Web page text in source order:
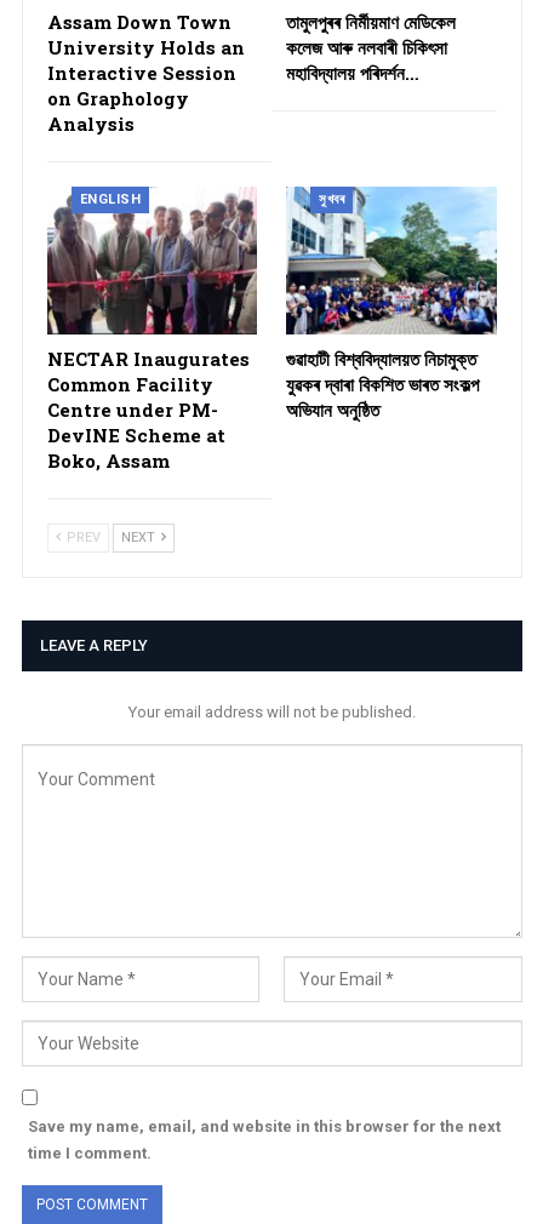
Assam Down Town
University Holds an
Interactive Session
on Graphology
Analysis
তামুলপুৰৰ নিৰ্মীয়মাণ মেডিকেল
কলেজ আৰু নলবাৰী চিকিৎসা
মহাবিদ্যালয় পৰিদৰ্শন…
ENGLISH
NECTAR Inaugurates
Common Facility
Centre under PM-
DevINE Scheme at
Boko, Assam
সুখবৰ
গুৱাহাটী বিশ্ববিদ্যালয়ত নিচামুক্ত
যুৱকৰ দ্বাৰা বিকশিত ভাৰত সংকল্প
অভিযান অনুষ্ঠিত
PREV NEXT
LEAVE A REPLY
Your email address will not be published.
Save my name, email, and website in this browser for the next
time I comment.